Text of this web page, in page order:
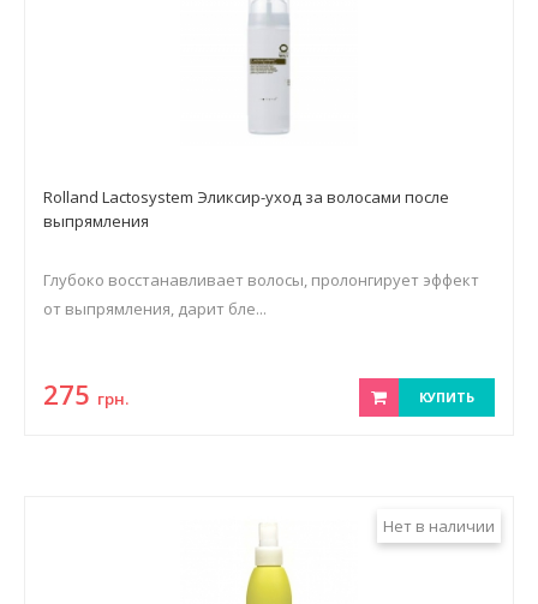
Rolland Lactosystem Эликсир-уход за волосами после
выпрямления
Глубоко восстанавливает волосы, пролонгирует эффект
от выпрямления, дарит бле...
275 грн. КУПИТЬ
Нет в наличии